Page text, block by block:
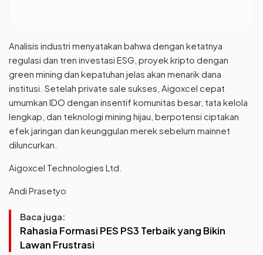
Analisis industri menyatakan bahwa dengan ketatnya
regulasi dan tren investasi ESG, proyek kripto dengan
green mining dan kepatuhan jelas akan menarik dana
institusi. Setelah private sale sukses, Aigoxcel cepat
umumkan IDO dengan insentif komunitas besar, tata kelola
lengkap, dan teknologi mining hijau, berpotensi ciptakan
efek jaringan dan keunggulan merek sebelum mainnet
diluncurkan.
Aigoxcel Technologies Ltd.
Andi Prasetyo
Baca juga:
Rahasia Formasi PES PS3 Terbaik yang Bikin
Lawan Frustrasi